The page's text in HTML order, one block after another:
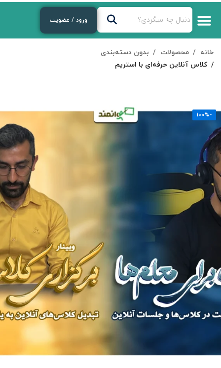
ورود / عضویت
خانه محصولات
بدون دسته‌بندی
کلاس آنلاین حرفه‌ای با استریم
-100%